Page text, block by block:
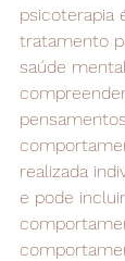
psicoterapia
tratamento
saúde
realizada
e pode